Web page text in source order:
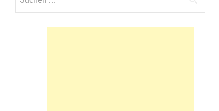
nach: